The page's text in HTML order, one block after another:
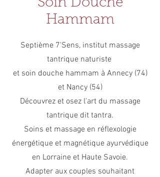
soit
même,
pour
et
aimer
en
selon
votre
naturel.
Soin Douche
Hammam
Septième 7'Sens, institut massage
tantrique naturiste
et soin douche hammam à Annecy (74)
et Nancy (54)
Découvrez et osez l'art du massage
tantrique dit tantra.
Soins et massage en réflexologie
énergétique et magnétique ayurvédique
en Lorraine et Haute Savoie.
Adapter aux couples souhaitant